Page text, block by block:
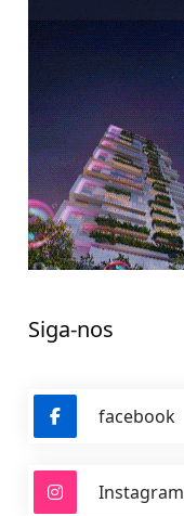
Siga-nos
facebook
Instagram